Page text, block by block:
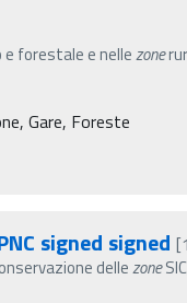
forestale e nellezone
Gare, Foreste
signed signed
dellezone